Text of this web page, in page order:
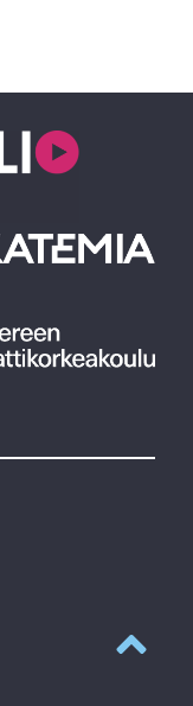
Takaisin